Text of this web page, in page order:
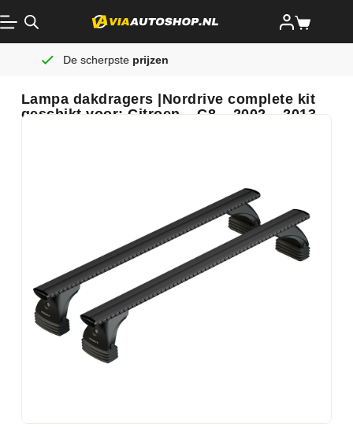
Lampa dakdragers |Nordrive complete kit
geschikt voor: Citroen – C8 – 2002 – 2013